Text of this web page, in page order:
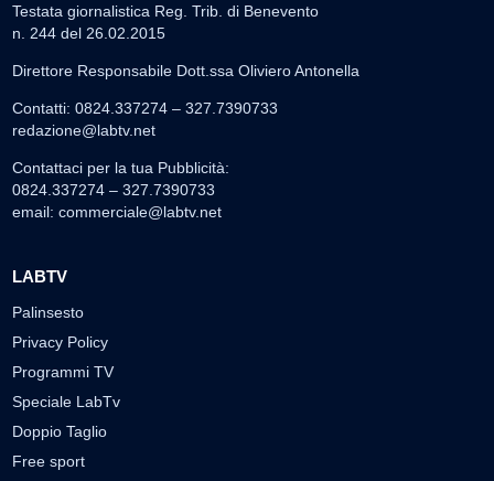
Testata giornalistica Reg. Trib. di Benevento
n. 244 del 26.02.2015
Direttore Responsabile Dott.ssa Oliviero Antonella
Contatti: 0824.337274 – 327.7390733
redazione@labtv.net
Contattaci per la tua Pubblicità:
0824.337274 – 327.7390733
email: commerciale@labtv.net
LABTV
Palinsesto
Privacy Policy
Programmi TV
Speciale LabTv
Doppio Taglio
Free sport